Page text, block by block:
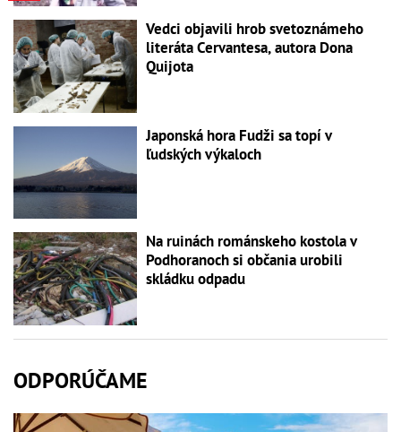
Vedci objavili hrob svetoznámeho
literáta Cervantesa, autora Dona
Quijota
Japonská hora Fudži sa topí v
ľudských výkaloch
Na ruinách románskeho kostola v
Podhoranoch si občania urobili
skládku odpadu
ODPORÚČAME